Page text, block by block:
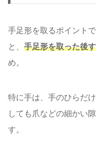
手足形を取るポイント
と、 手足形を取った後
め。
特に手は、手のひらだ
しても爪などの細かい
す。